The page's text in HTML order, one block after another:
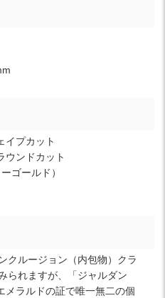
イプカット
ウンドカット
ゴールド）
クルージョン（内包物）クラ
られますが、「ジャルダン
メラルドの証で唯一無二の個